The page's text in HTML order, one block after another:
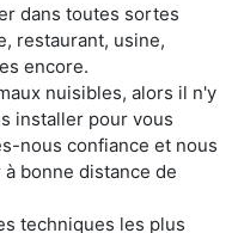
dans toutes sortes
restaurant, usine,
encore.
nuisibles, alors il n'y
installer pour vous
nous confiance et nous
bonne distance de
techniques les plus